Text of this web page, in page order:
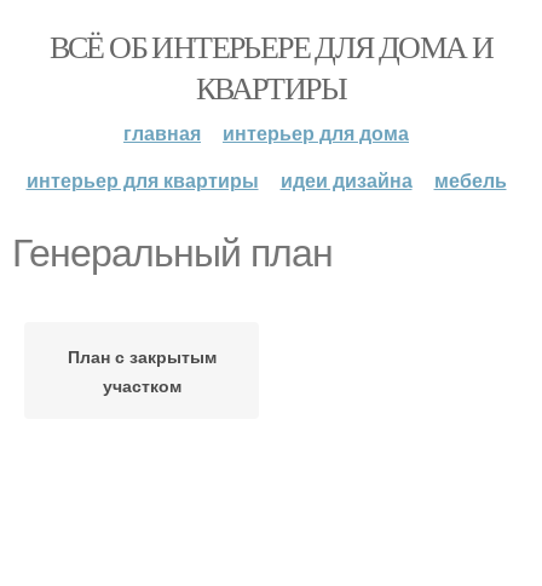
ВСЁ ОБ ИНТЕРЬЕРЕ ДЛЯ ДОМА И
КВАРТИРЫ
главная
интерьер для дома
интерьер для квартиры
идеи дизайна мебель
Генеральный план
План с закрытым
участком